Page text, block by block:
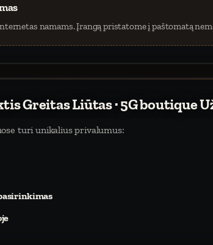
namams. Įrangą pristatome į paštomatą
Greitas Liūtas · 5G boutique
turi unikalius privalumus: